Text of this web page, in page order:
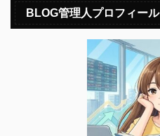
BLOG管理人プロフィール